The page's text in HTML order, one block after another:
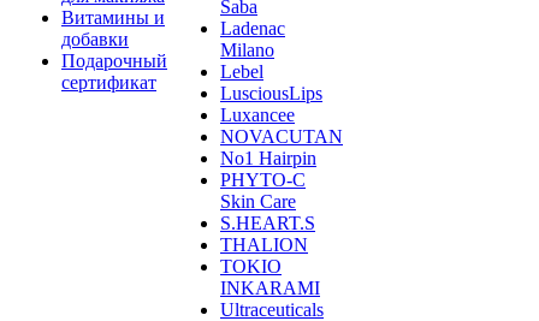
Витамины и
добавки
Подарочный
сертификат
Saba
Ladenac
Milano
Lebel
LusciousLips
Luxancee
NOVACUTAN
No1 Hairpin
PHYTO-C
Skin Care
S.HEART.S
THALION
TOKIO
INKARAMI
Ultraceuticals